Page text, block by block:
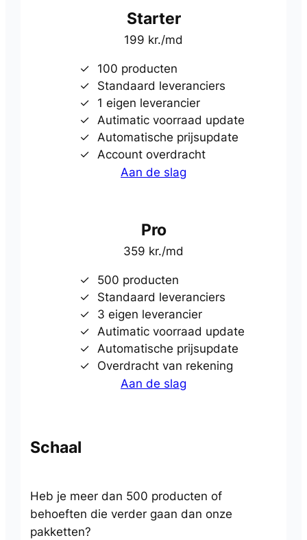
Starter
199 kr./md
100 producten
Standaard leveranciers
1 eigen leverancier
Autimatic voorraad update
Automatische prijsupdate
Account overdracht
Aan de slag
Pro
359 kr./md
500 producten
Standaard leveranciers
3 eigen leverancier
Autimatic voorraad update
Automatische prijsupdate
Overdracht van rekening
Aan de slag
Schaal
Heb je meer dan 500 producten of
behoeften die verder gaan dan onze
pakketten?